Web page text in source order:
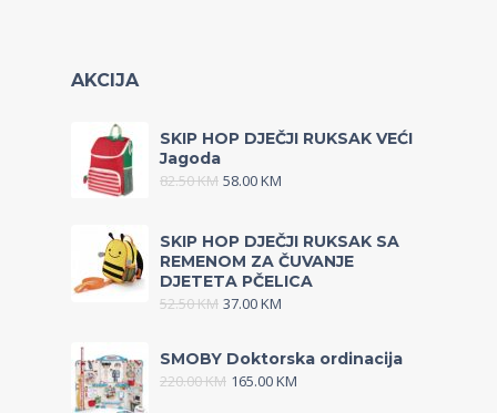
AKCIJA
SKIP HOP DJEČJI RUKSAK VEĆI
Jagoda
82.50KM 58.00KM
SKIP HOP DJEČJI RUKSAK SA
REMENOM ZA ČUVANJE
DJETETA PČELICA
52.50KM 37.00KM
SMOBY Doktorska ordinacija
220.00KM 165.00KM